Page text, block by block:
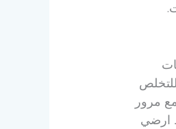
للتخلص
مرور
ارضي